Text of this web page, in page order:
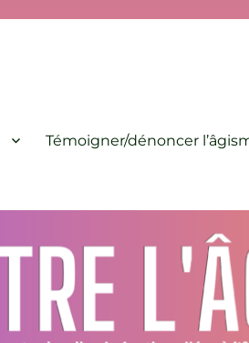
Témoigner/dénoncer